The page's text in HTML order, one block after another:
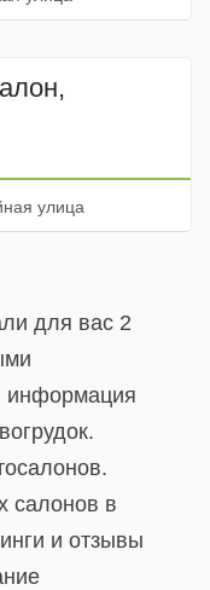
улица
для вас 2
информация
салонов в
и отзывы